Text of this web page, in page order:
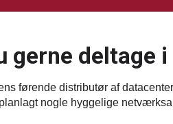
gerne deltage
førende distributør af
nogle hyggelige